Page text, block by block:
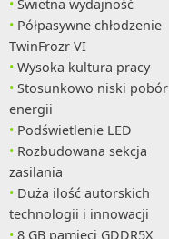
Świetna wydajność
Półpasywne chłodzenie
TwinFrozr VI
Wysoka kultura pracy
Stosunkowo niski pobór
energii
Podświetlenie LED
Rozbudowana sekcja
zasilania
Duża ilość autorskich
technologii i innowacji
8 GB pamięci GDDR5X